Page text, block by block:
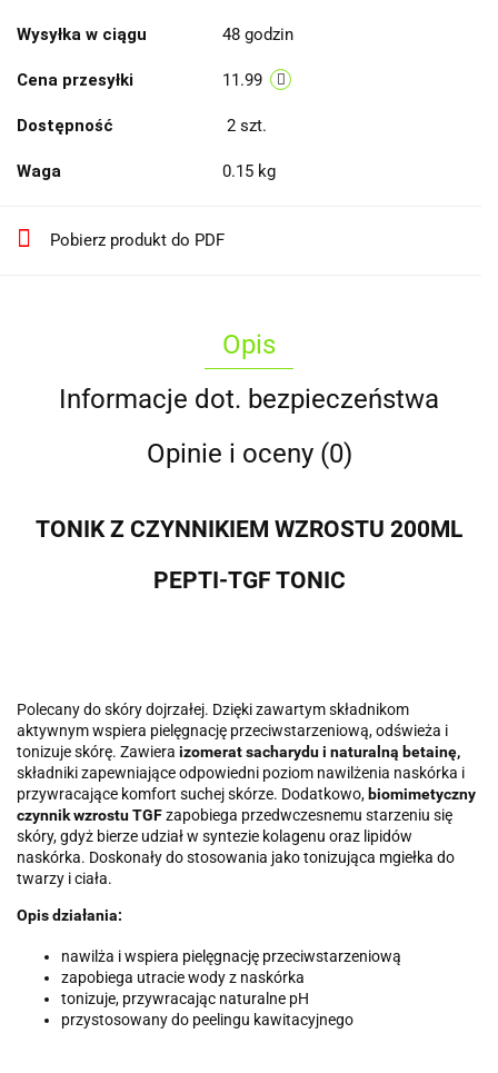
Wysyłka w ciągu 48 godzin
Cena przesyłki 11.99
Dostępność 2 szt.
Waga 0.15 kg
Pobierz produkt do PDF
Opis
Informacje dot. bezpieczeństwa
Opinie i oceny (0)
TONIK Z CZYNNIKIEM WZROSTU 200ML
PEPTI-TGF TONIC
Polecany do skóry dojrzałej. Dzięki zawartym składnikom
aktywnym wspiera pielęgnację przeciwstarzeniową, odświeża i
tonizuje skórę. Zawiera izomerat sacharydu i naturalną betainę,
składniki zapewniające odpowiedni poziom nawilżenia naskórka i
przywracające komfort suchej skórze. Dodatkowo, biomimetyczny
czynnik wzrostu TGFzapobiega przedwczesnemu starzeniu się
skóry, gdyż bierze udział w syntezie kolagenu oraz lipidów
naskórka. Doskonały do stosowania jako tonizująca mgiełka do
twarzy i ciała.
Opis działania:
nawilża i wspiera pielęgnację przeciwstarzeniową
zapobiega utracie wody z naskórka
tonizuje, przywracając naturalne pH
przystosowany do peelingu kawitacyjnego